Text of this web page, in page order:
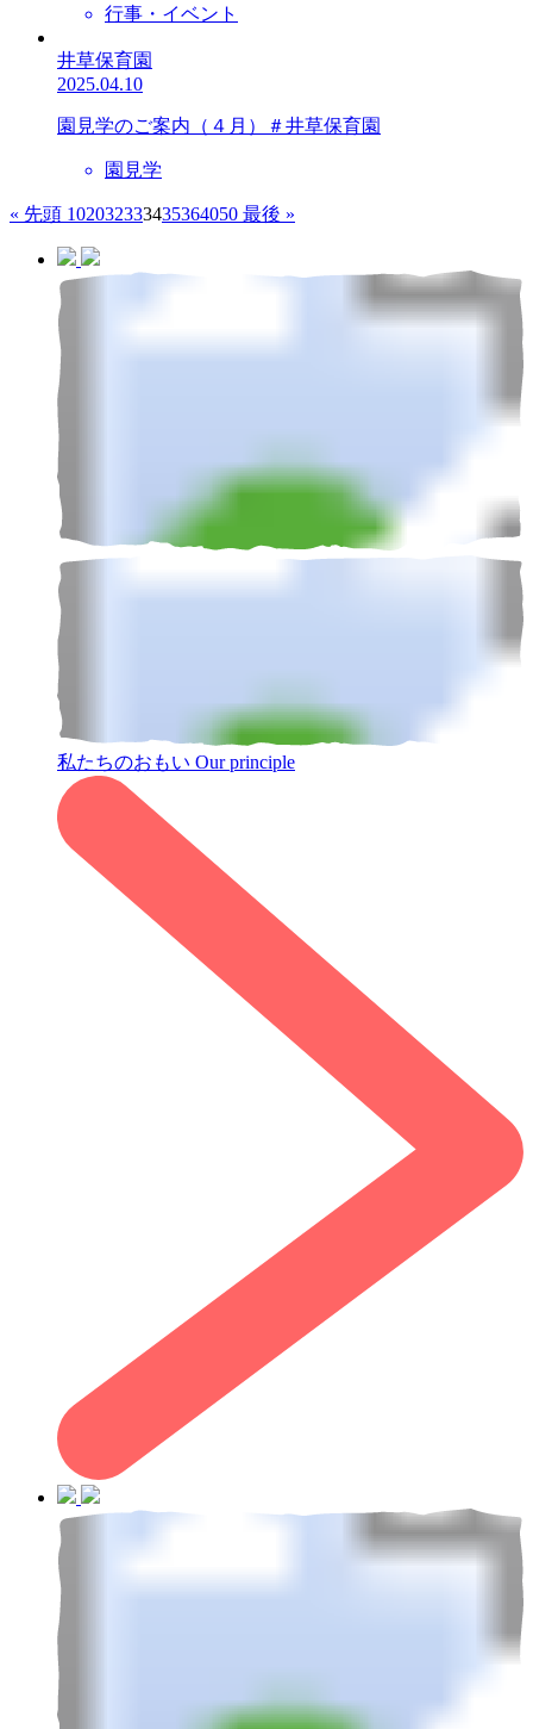
行事・イベント
井草保育園
2025.04.10
園見学のご案内（４月）＃井草保育園
園見学
« 先頭 102032333435364050 最後 »
私たちのおもい Our principle